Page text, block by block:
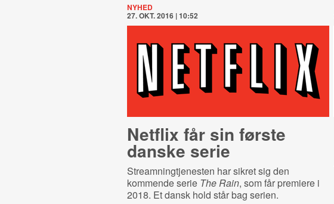
NYHED
27. OKT. 2016 | 10:52
Netflix får sin første
danske serie
Streamningtjenesten har sikret sig den
kommende serie The Rain, som får premiere i
2018. Et dansk hold står bag serien.